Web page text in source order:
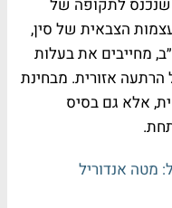
לתקופה של
הצבאית של סין,
מחייבים את בעלות
הרתעה אזורית. מבחינת
אלא גם בסיס
מטה אנדוריל